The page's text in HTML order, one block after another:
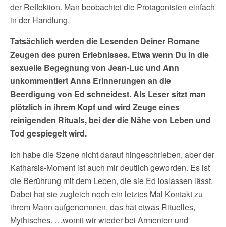
der Reflektion. Man beobachtet die Protagonisten einfach
in der Handlung.
Tatsächlich werden die Lesenden Deiner Romane
Zeugen des puren Erlebnisses. Etwa wenn Du in die
sexuelle Begegnung von Jean-Luc und Ann
unkommentiert Anns Erinnerungen an die
Beerdigung von Ed schneidest. Als Leser sitzt man
plötzlich in ihrem Kopf und wird Zeuge eines
reinigenden Rituals, bei der die Nähe von Leben und
Tod gespiegelt wird.
Ich habe die Szene nicht darauf hingeschrieben, aber der
Katharsis-Moment ist auch mir deutlich geworden. Es ist
die Berührung mit dem Leben, die sie Ed loslassen lässt.
Dabei hat sie zugleich noch ein letztes Mal Kontakt zu
ihrem Mann aufgenommen, das hat etwas Rituelles,
Mythisches. …womit wir wieder bei Armenien und